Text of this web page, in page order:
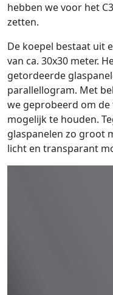
hebben we voor het
zetten.
De koepel bestaat uit
van ca. 30x30 meter.
getordeerde
parallellogram. Met
we geprobeerd om
mogelijk te houden.
glaspanelen zo groot
licht en transparant